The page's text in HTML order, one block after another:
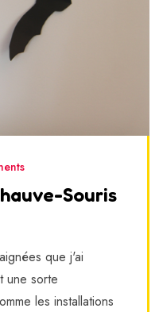
Souris
que j'ai
une sorte
les installations